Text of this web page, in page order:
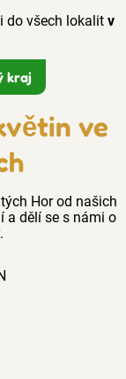
do všech lokalit v
kraj
ve
Hor od našich
a dělí se s námi o